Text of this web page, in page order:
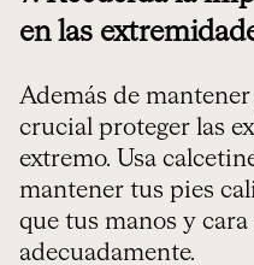
en las
Además de
crucial proteger las
extremo. Usa
mantener tus pies
que tus manos y
adecuadamente.